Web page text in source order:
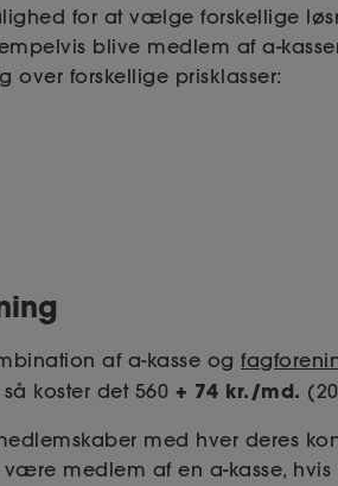
for at vælge forskellige
blive medlem af a-
over forskellige prisklasser:
af a-kasse og
koster det 560 + 74 kr./md.
med hver deres
medlem af en a-kasse,